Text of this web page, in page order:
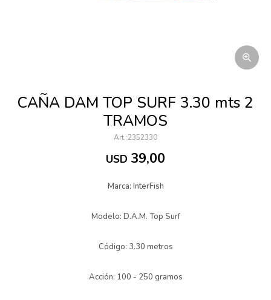
CAÑA DAM TOP SURF 3.30 mts 2
TRAMOS
2352330
USD 39,00
Marca: InterFish
Modelo: D.A.M. Top Surf
Código: 3.30 metros
Acción: 100 - 250 gramos